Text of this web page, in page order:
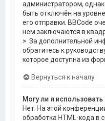
администратором,
быть отключён на
его отправки. BBCode
нём заключаются в
>. За дополнительной
обратитесь к
которое доступна из
Вернуться к началу
Могу ли я использовать
Нет. На этой
обработка HTML-кода в